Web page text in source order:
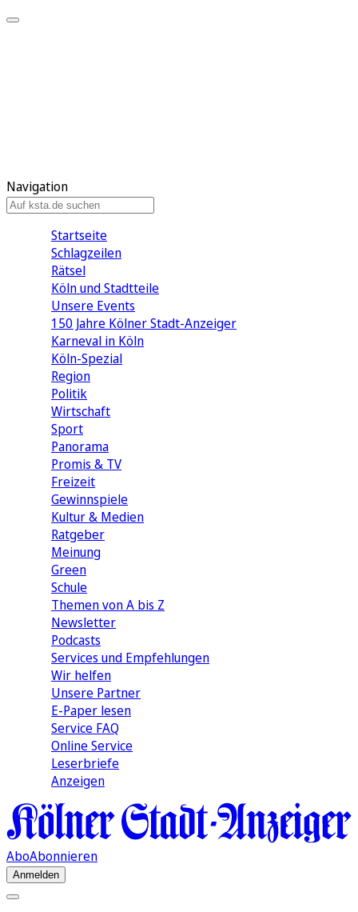
Navigation
Startseite
Schlagzeilen
Rätsel
Köln und Stadtteile
Unsere Events
150 Jahre Kölner Stadt-Anzeiger
Karneval in Köln
Köln-Spezial
Region
Politik
Wirtschaft
Sport
Panorama
Promis & TV
Freizeit
Gewinnspiele
Kultur & Medien
Ratgeber
Meinung
Green
Schule
Themen von A bis Z
Newsletter
Podcasts
Services und Empfehlungen
Wir helfen
Unsere Partner
E-Paper lesen
Service FAQ
Online Service
Leserbriefe
Anzeigen
AboAbonnieren
Anmelden